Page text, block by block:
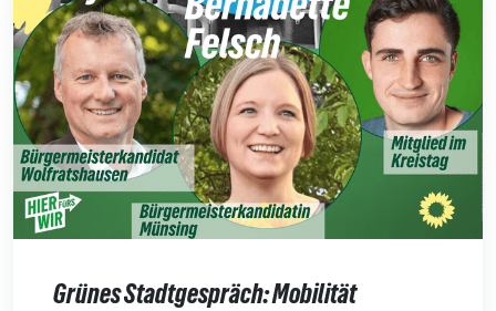
Grünes Stadtgespräch: Mobilität